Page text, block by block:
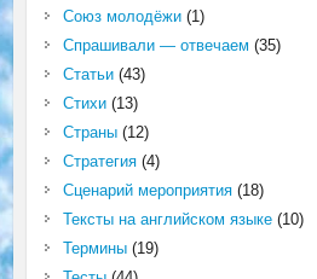
Союз молодёжи(1)
Спрашивали — отвечаем (35)
Статьи(43)
Стихи(13)
Страны(12)
Стратегия(4)
Сценарий мероприятия(18)
Тексты на английском языке(10)
Термины(19)